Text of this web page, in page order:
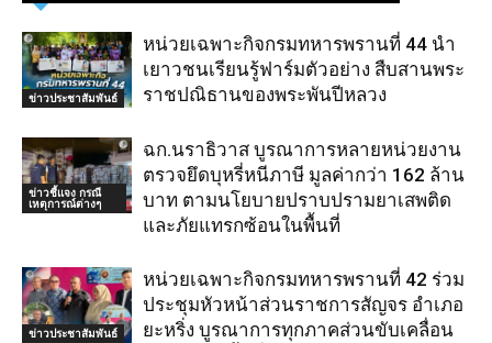
ข่าวประชาสัมพันธ์
หน่วยเฉพาะกิจกรมทหารพรานที่ 44 นำ
เยาวชนเรียนรู้ฟาร์มตัวอย่าง สืบสานพระ
ราชปณิธานของพระพันปีหลวง
ข่าวชี้แจง กรณี
เหตุการณ์ต่างๆ
ฉก.นราธิวาส บูรณาการหลายหน่วยงาน
ตรวจยึดบุหรี่หนีภาษี มูลค่ากว่า 162 ล้าน
บาท ตามนโยบายปราบปรามยาเสพติด
และภัยแทรกซ้อนในพื้นที่
ข่าวประชาสัมพันธ์
หน่วยเฉพาะกิจกรมทหารพรานที่ 42 ร่วม
ประชุมหัวหน้าส่วนราชการสัญจร อำเภอ
ยะหริ่ง บูรณาการทุกภาคส่วนขับเคลื่อน